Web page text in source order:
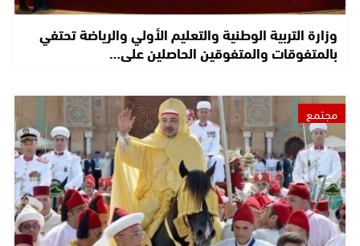
وزارة التربية الوطنية والتعليم الأولي والرياضة تحتفي
بالمتفوقات والمتفوقين الحاصلين على…
مجتمع